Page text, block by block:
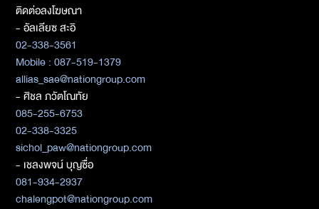
ติดต่อลงโฆษณา
- อัลเลียซ สะอิ
02-338-3561
Mobile : 087-519-1379
allias_sae@nationgroup.com
- ศิชล ภวัตโณทัย
085-255-6753
02-338-3325
sichol_paw@nationgroup.com
- เชลงพจน์ บุญซื่อ
081-934-2937
chalengpot@nationgroup.com